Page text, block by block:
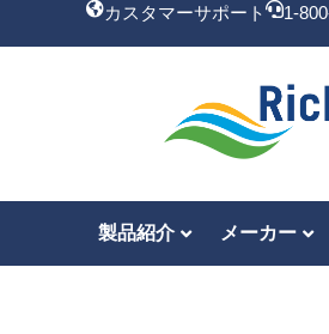
カスタマーサポート 1-
製品紹介 メーカー